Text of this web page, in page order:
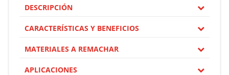
DESCRIPCIÓN
CARACTERÍSTICAS Y BENEFICIOS
MATERIALES A REMACHAR
APLICACIONES